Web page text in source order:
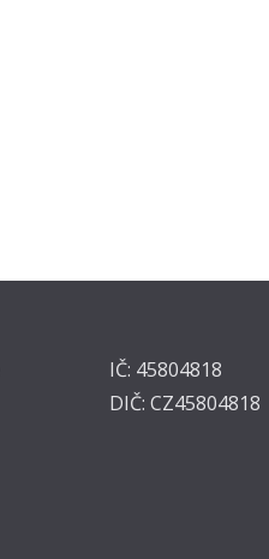
IČ: 45804818
DIČ: CZ45804818